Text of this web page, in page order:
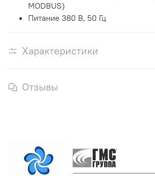
MODBUS)
Питание 380 В, 50 Гц
Характеристики
Отзывы